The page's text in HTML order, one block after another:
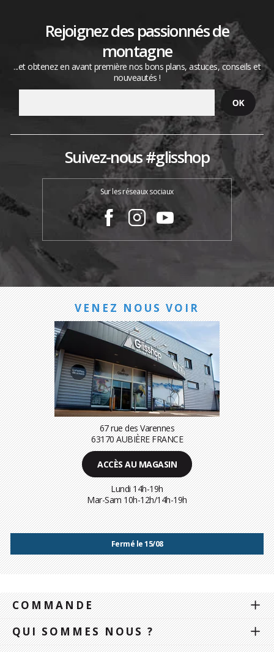
Rejoignez des passionnés de
montagne
...et obtenez en avant première nos bons plans, astuces, conseils et
nouveautés !
Suivez-nous #glisshop
Sur les réseaux sociaux
VENEZ NOUS VOIR
67 rue des Varennes
63170 AUBIÈRE FRANCE
ACCÈS AU MAGASIN
Lundi 14h-19h
Mar-Sam 10h-12h/14h-19h
Fermé le 15/08
COMMANDE
QUI SOMMES NOUS ?